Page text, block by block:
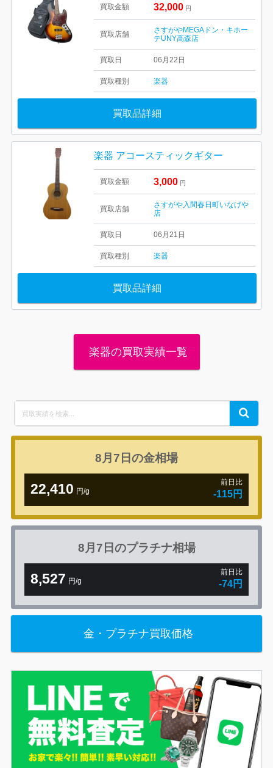
買取金額 32,000 円
買取店舗
さすがやMEGAドン・キホー
テUNY高森店
買取日 06月22日
買取種別 楽器
買取品詳細
楽器 アコースティックギター
買取金額 3,000 円
買取店舗
さすがや入間春日町いなげや
店
買取日 06月21日
買取種別 楽器
買取品詳細
楽器の買取実績一覧
for:
Search
8月7日の金相場
22,410 円/g
前日比
-115円
8月7日のプラチナ相場
8,527 円/g
前日比
-74円
金・プラチナ買取価格